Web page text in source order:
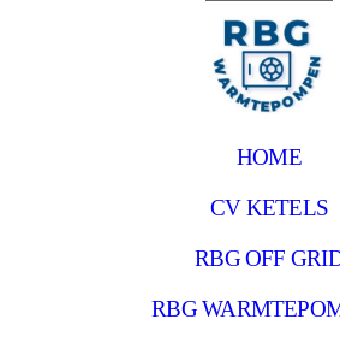
HOME
CV KETELS
RBG OFF
RBG